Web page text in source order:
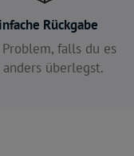
Rückgabe
falls du es
überlegst.